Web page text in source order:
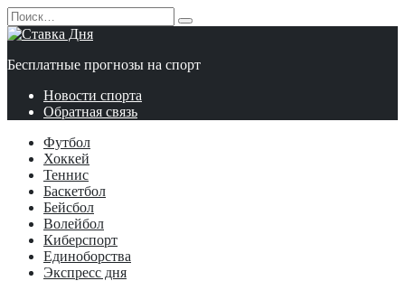
Перейти
к
содержанию
Search
for:
Бесплатные прогнозы на спорт
Новости спорта
Обратная связь
Футбол
Хоккей
Теннис
Баскетбол
Бейсбол
Волейбол
Киберспорт
Единоборства
Экспресс дня